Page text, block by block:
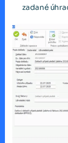
zadané